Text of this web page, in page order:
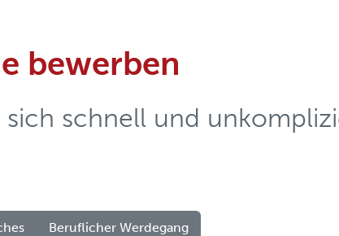
bewerben
sich schnell und
Beruflicher Werdegang